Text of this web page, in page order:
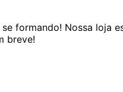
formando! Nossa loja
breve!